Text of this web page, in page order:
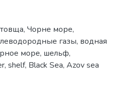
, Чорне море,
газы, водная
море, шельф,
, shelf, Black Sea, Azov sea